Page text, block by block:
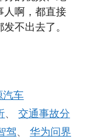
人啊，都直接
不出去了。
汽车
、交通事故分
驾、 华为问界